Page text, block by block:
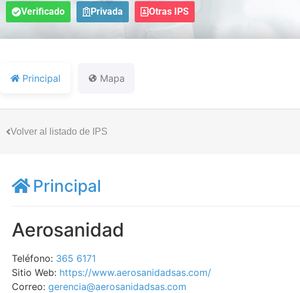
Verificado Privada Otras IPS
Principal Mapa
Volver al listado de IPS
Principal
Aerosanidad
Teléfono: 365 6171
Sitio Web: https://www.aerosanidadsas.com/
Correo: gerencia@aerosanidadsas.com